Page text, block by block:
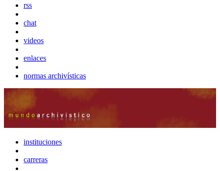
rss
chat
videos
enlaces
normas archivísticas
instituciones
carreras